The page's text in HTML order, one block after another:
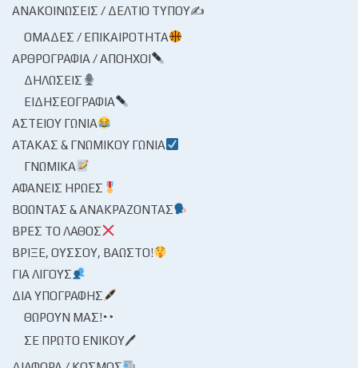
ΑΝΑΚΟΙΝΏΣΕΙΣ / ΔΕΛΤΊΟ ΤΎΠΟΥ✍
ΟΜΆΔΕΣ / ΕΠΙΚΑΙΡΌΤΗΤΑ
ΑΡΘΡΟΓΡΑΦΊΑ / ΑΠΌΗΧΟΙ
ΔΗΛΏΣΕΙΣ
ΕΙΔΗΣΕΟΓΡΑΦΊΑ
ΑΣΤΕΊΟΥ ΓΩΝΊΑ
ΑΤΆΚΑΣ & ΓΝΩΜΙΚΟΎ ΓΩΝΊΑ
ΓΝΩΜΙΚΆ
ΑΦΑΝΕΊΣ ΉΡΩΕΣ
ΒΟΏΝΤΑΣ & ΑΝΑΚΡΆΖΟΝΤΑΣ
ΒΡΕΣ ΤΟ ΛΆΘΟΣ
ΒΡΊΞΕ, ΟΎΣΣΟΥ, ΒΆΩΣΤΟ!
ΓΙΑ ΛΊΓΟΥΣ
ΔΙΑ ΥΠΟΓΡΑΦΉΣ
ΘΩΡΟΎΝ ΜΑΣ!
ΣΕ ΠΡΏΤΟ ΕΝΙΚΟΎ🖊